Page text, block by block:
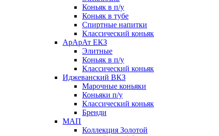
Коньяк в п/у
Коньяк в тубе
Спиртные напитки
Классический коньяк
АрАрАт ЕКЗ
Элитные
Коньяк в п/у
Классический коньяк
Иджеванский ВКЗ
Марочные коньяки
Коньяки п/у
Классический коньяк
Бренди
МАП
Коллекция Золотой